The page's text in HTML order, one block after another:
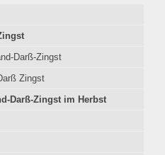
Darß-Zingst
Zingst
Darß-Zingst im Herbst